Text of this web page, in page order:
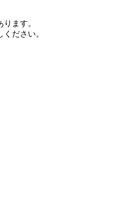
ます。
ださい。